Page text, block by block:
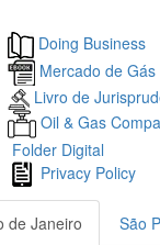
Doing Business
Mercado de Gás
Livro de
Oil & Gas
Folder Digital
Privacy Policy
de Janeiro São